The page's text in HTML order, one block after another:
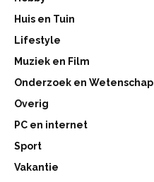
Huis en Tuin
Lifestyle
Muziek en Film
Onderzoek en Wetenschap
Overig
PC en internet
Sport
Vakantie